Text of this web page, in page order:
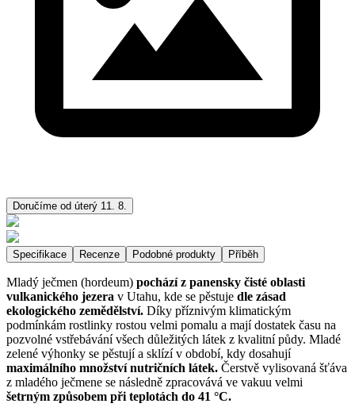
Doručíme od úterý 11. 8.
Specifikace Recenze Podobné produkty Příběh
Mladý ječmen (hordeum) pochází z panensky čisté oblasti
vulkanického jezera v Utahu, kde se pěstuje dle zásad
ekologického zemědělství. Díky příznivým klimatickým
podmínkám rostlinky rostou velmi pomalu a mají dostatek času na
pozvolné vstřebávání všech důležitých látek z kvalitní půdy. Mladé
zelené výhonky se pěstují a sklízí v období, kdy dosahují
maximálního množství nutričních látek. Čerstvě vylisovaná šťáva
z mladého ječmene se následně zpracovává ve vakuu velmi
šetrným způsobem při teplotách do 41 °C.